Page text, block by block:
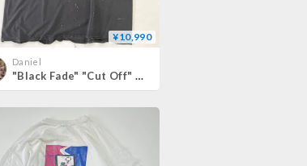
¥10,990
Daniel
"Black Fade" "Cut Off" 80's～ Master Graphics Hawaii 両面 プリント Tシャツ